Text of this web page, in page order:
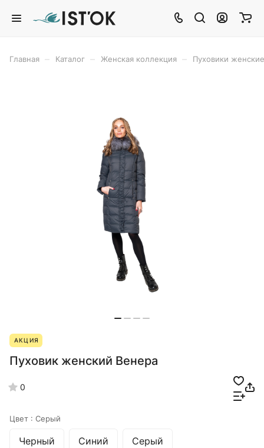
Главная Каталог Женская коллекция Пуховики женские
АКЦИЯ
Пуховик женский Венера
0
Цвет : Серый
Черный Синий Серый